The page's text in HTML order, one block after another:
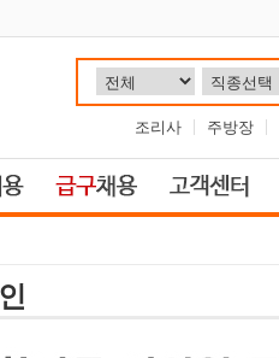
조리사 주방장